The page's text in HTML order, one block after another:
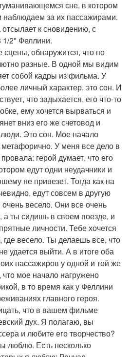
сне, в котором
за их пассажирами.
к сновидению, с
1/2" Феллини.
сцены, обнаружится, что по
разные. В одной мы видим
собой кадры из фильма. У
личный характер, это сон. И
что задыхается, его что-то
ему хочется вырваться и
вниз его же счетовод и
Это сон. Мое начало
У меня все дело в
герой думает, что его
едут одни неудачники и
не привезет. Тогда как на
едут совсем в другую
весело. Они все очень
а ты сидишь в своем поезде, и
личности. Тебе хочется
где весело. Ты делаешь все, что
удается выйти. А в итоге оба
пассажиров у одной и той же
мое начало нагружено
в то время как у Феллини
главного героя.
что в вашем фильме
дух. Я полагаю, вы
и любите его творчество?
люблю. Есть несколько